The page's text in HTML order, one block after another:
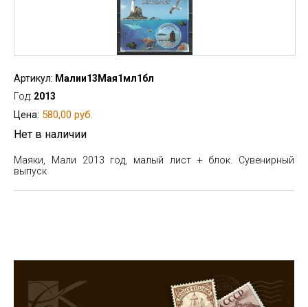
Артикул: Малии13Мая1мл1бл
Год: 2013
Цена: 580,00 руб.
Нет в наличии
Маяки, Мали 2013 год, малый лист + блок. Сувенирный
выпуск